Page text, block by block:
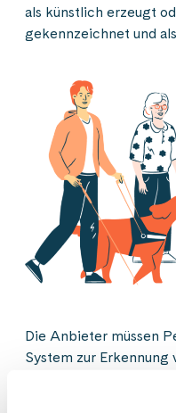
als künstlich erzeugt
gekennzeichnet und
Die Anbieter müssen
System zur Erkennung
biometrischen
Die Einsatzstellen